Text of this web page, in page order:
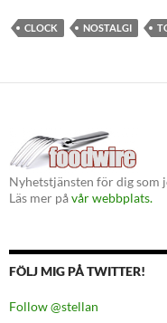
CLOCK NOSTALGI
Nyhetstjänsten för dig som
Läs mer påvår webbplats.
FÖLJ MIG PÅ TWITTER!
Follow @stellan